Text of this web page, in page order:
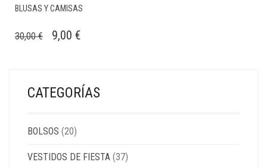
BLUSAS Y CAMISAS
30,00€
EL
ERA:
30,00 €.
9,00 €EL
ES:
9,00 €.
CATEGORÍAS
BOLSOS (20)
VESTIDOS DE FIESTA (37)